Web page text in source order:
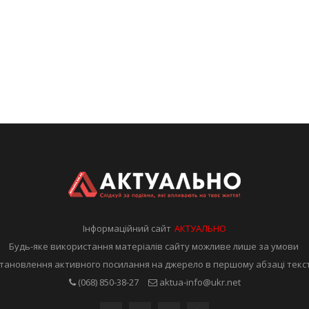
Інформаційний сайтАКТУАЛЬНО
Будь-яке використання матеріалів сайту можливе лише за умови
активного посилання на джерело в першому абзаці
(068) 850-38-27
aktua-info@ukr.net